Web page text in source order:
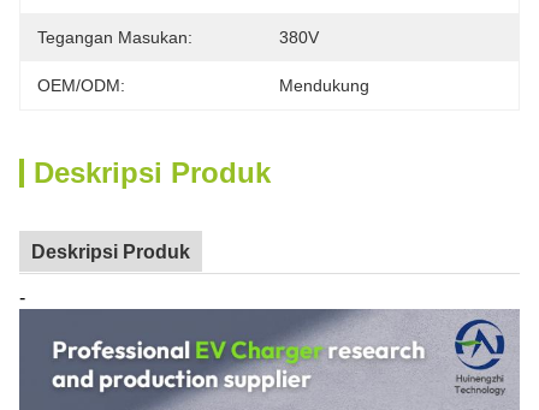
Tegangan Masukan: 380V
OEM/ODM: Mendukung
Deskripsi Produk
Deskripsi Produk
-